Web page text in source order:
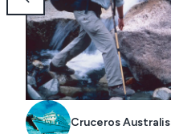
Cruceros Australis